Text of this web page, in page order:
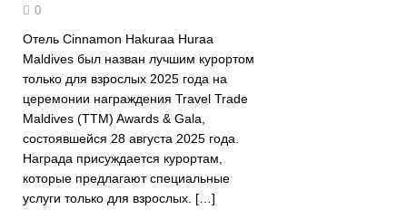
0
Отель Cinnamon Hakuraa Huraa
Maldives был назван лучшим курортом
только для взрослых 2025 года на
церемонии награждения Travel Trade
Maldives (TTM) Awards & Gala,
состоявшейся 28 августа 2025 года.
Награда присуждается курортам,
которые предлагают специальные
услуги только для взрослых. […]